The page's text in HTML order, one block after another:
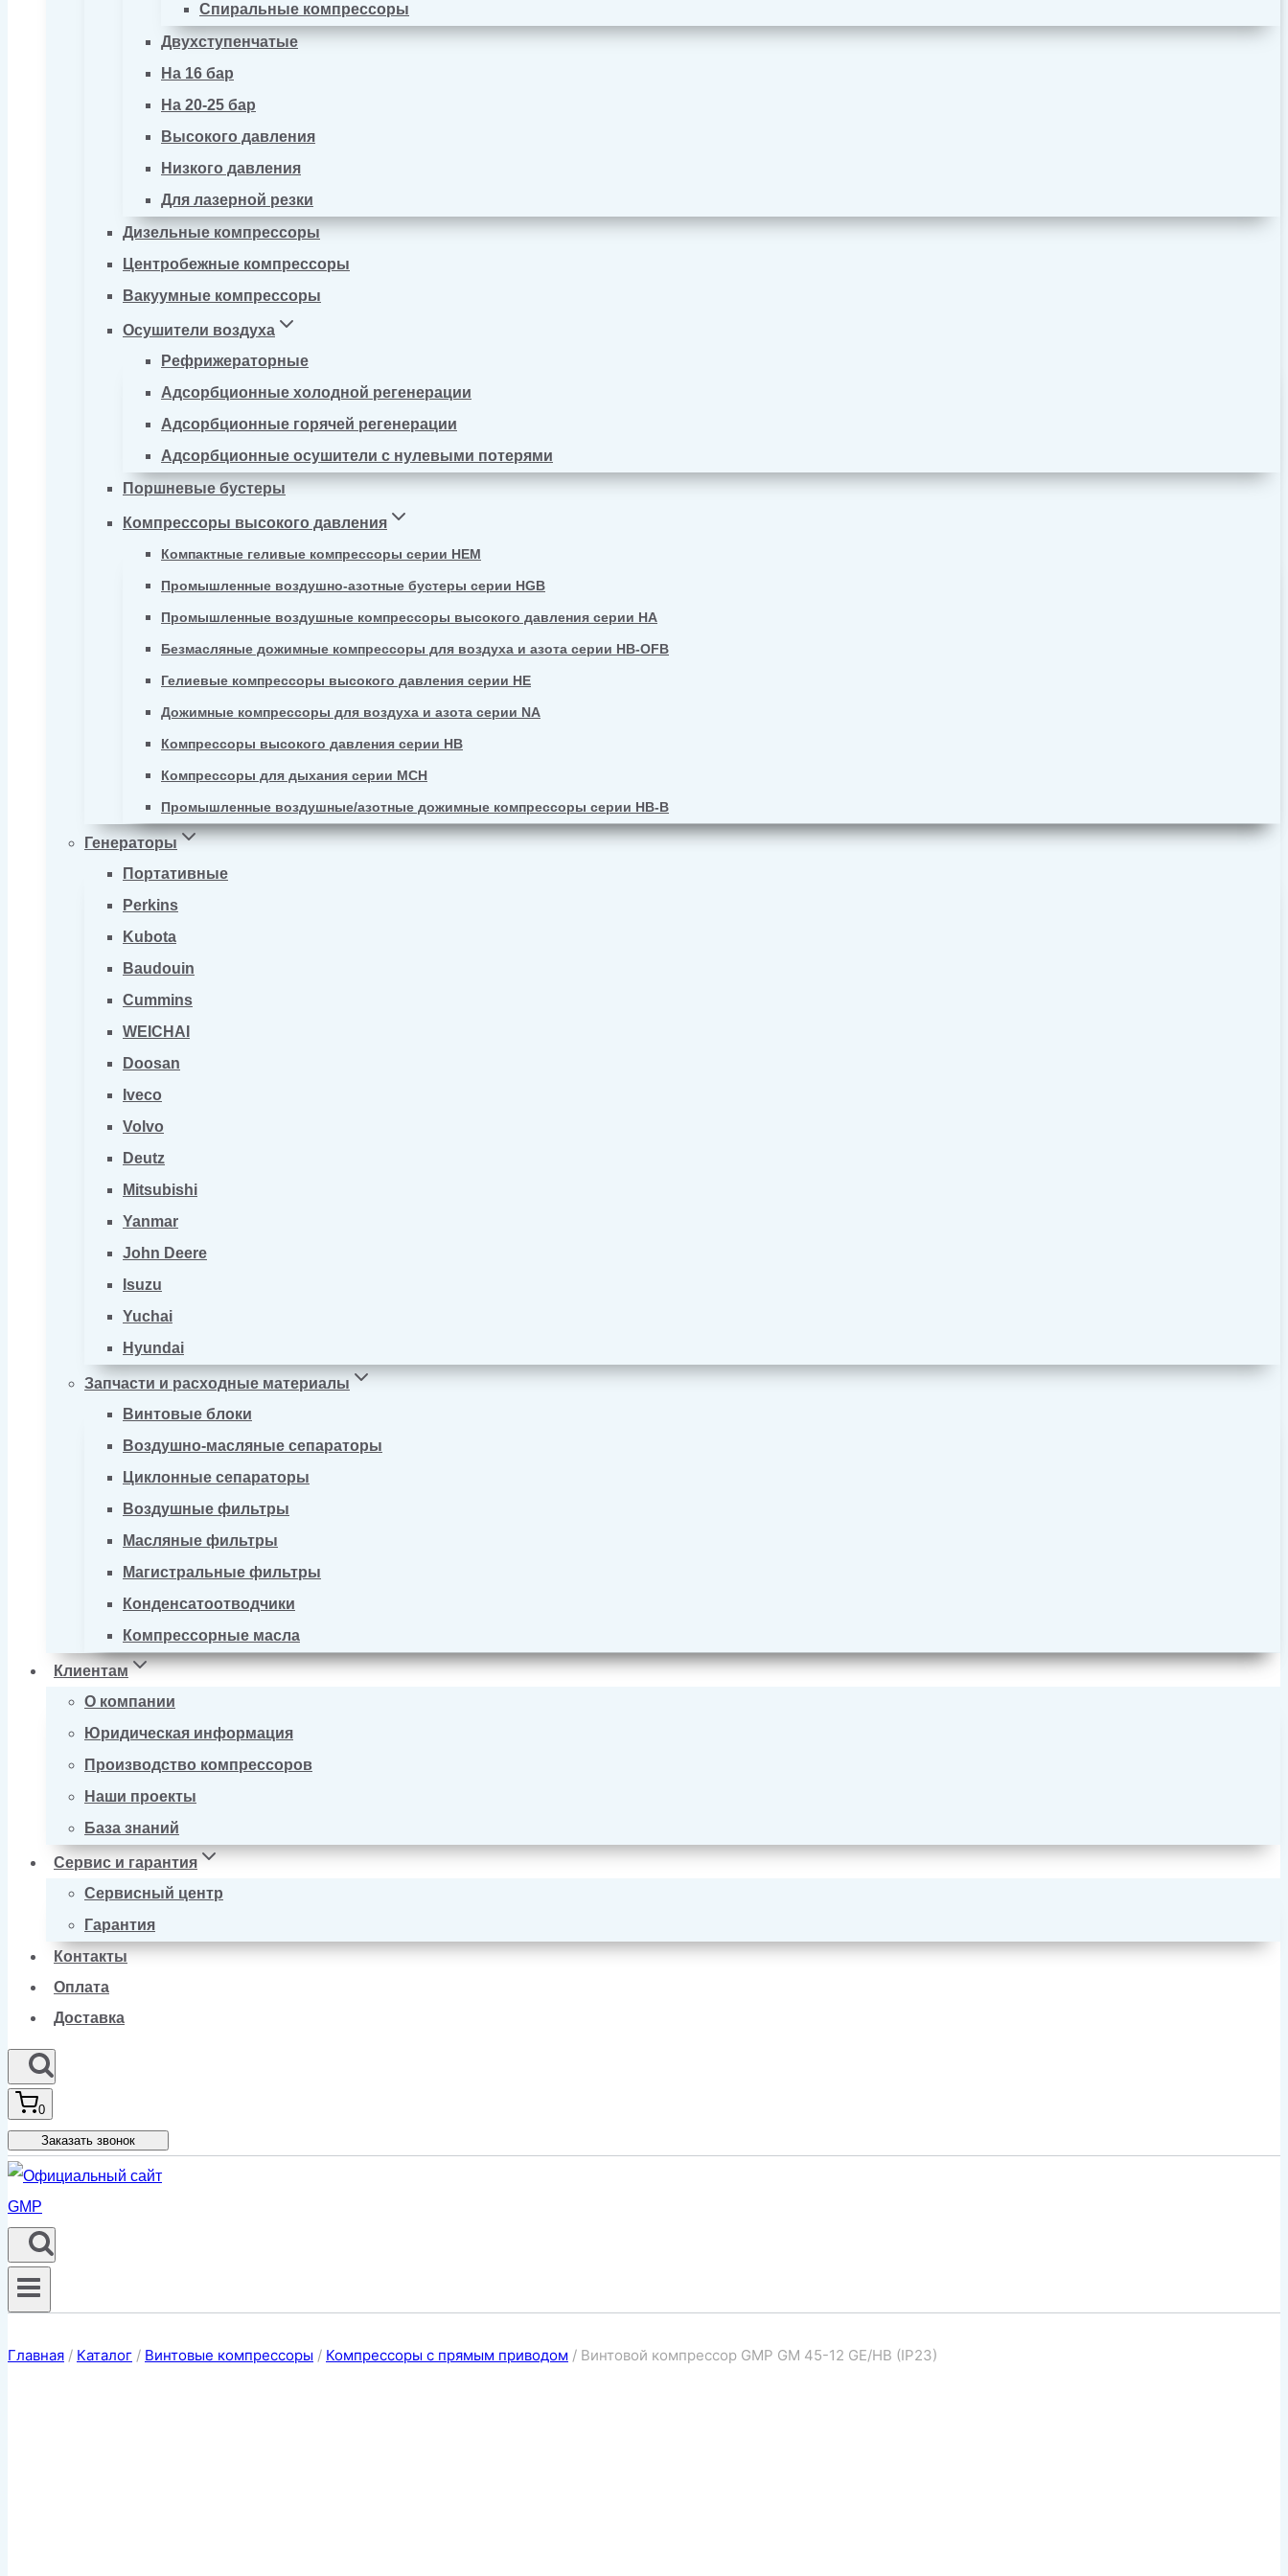
Спиральные компрессоры
Двухступенчатые
На 16 бар
На 20-25 бар
Высокого давления
Низкого давления
Для лазерной резки
Дизельные компрессоры
Центробежные компрессоры
Вакуумные компрессоры
Осушители воздуха
Рефрижераторные
Адсорбционные холодной регенерации
Адсорбционные горячей регенерации
Адсорбционные осушители с нулевыми потерями
Поршневые бустеры
Компрессоры высокого давления
Компактные геливые компрессоры серии HEM
Промышленные воздушно-азотные бустеры серии HGB
Промышленные воздушные компрессоры высокого давления серии HA
Безмасляные дожимные компрессоры для воздуха и азота серии HB-OFB
Гелиевые компрессоры высокого давления серии HE
Дожимные компрессоры для воздуха и азота серии NA
Компрессоры высокого давления серии HB
Компрессоры для дыхания серии MCH
Промышленные воздушные/азотные дожимные компрессоры серии HB-B
Генераторы
Портативные
Perkins
Kubota
Baudouin
Cummins
WEICHAI
Doosan
Iveco
Volvo
Deutz
Mitsubishi
Yanmar
John Deere
Isuzu
Yuchai
Hyundai
Запчасти и расходные материалы
Винтовые блоки
Воздушно-масляные сепараторы
Циклонные сепараторы
Воздушные фильтры
Масляные фильтры
Магистральные фильтры
Конденсатоотводчики
Компрессорные масла
Клиентам
О компании
Юридическая информация
Производство компрессоров
Наши проекты
База знаний
Сервис и гарантия
Сервисный центр
Гарантия
Контакты
Оплата
Доставка
0
Заказать звонок
Главная / Каталог / Винтовые компрессоры / Компрессоры с прямым приводом / Винтовой компрессор GMP GM 45-12 GE/HB (IP23)